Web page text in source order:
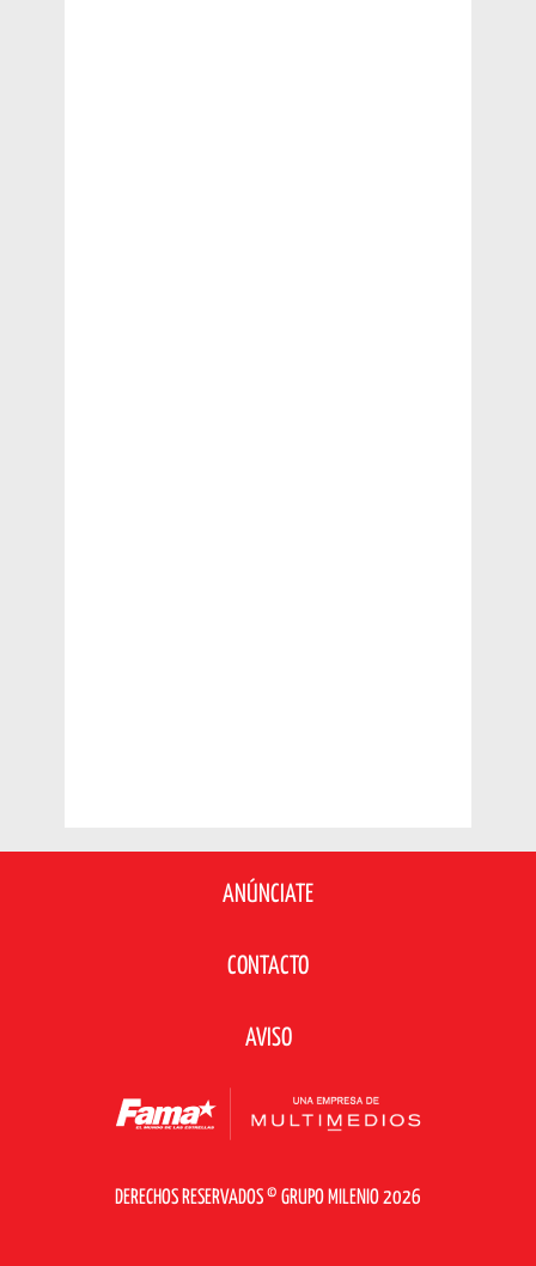
ANÚNCIATE
CONTACTO
AVISO
DERECHOS RESERVADOS © GRUPO MILENIO 2026